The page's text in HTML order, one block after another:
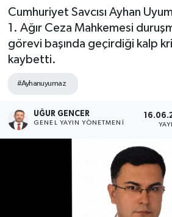
Cumhuriyet Savcısı Ayhan
1. Ağır Ceza Mahkemesi
görevi başında geçirdiği kalp
kaybetti.
#Ayhanuyumaz
UĞUR GENCER
GENEL YAYIN YÖNETMENI
Haber Arşivi